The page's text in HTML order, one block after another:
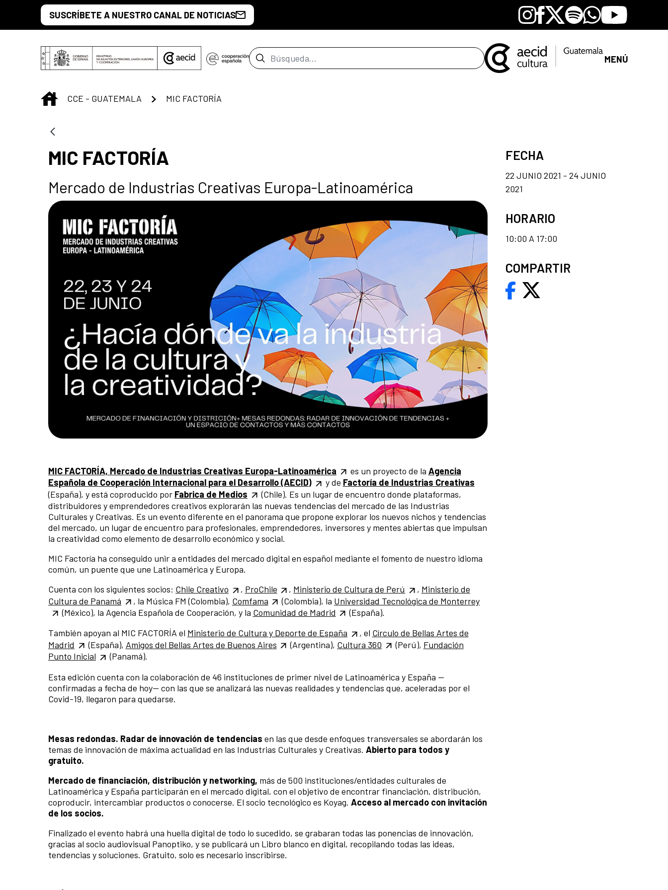
Saltar al contenido principal
SUSCRÍBETE A NUESTRO CANAL DE NOTICIAS Instagram
Facebook
X SpotifyWhatsapp
Youtube
Barra de búsqueda MENÚ
INICIO
CCE - GUATEMALA MIC FACTORÍA
MIC FACTORÍA
Mercado de Industrias Creativas Europa-Latinoamérica
MIC FACTORÍA, Mercado de Industrias Creativas Europa-Latinoamérica es un proyecto de la Agencia
Española de Cooperación Internacional para el Desarrollo(AECID) y de Factoría de Industrias Creativas
(España), y está coproducido por Fabrica de Medios
(Chile). Es un lugar de encuentro donde plataformas,
distribuidores y emprendedores creativos explorarán las nuevas tendencias del mercado de las Industrias
Culturales y Creativas. Es un evento diferente en el panorama que propone explorar los nuevos nichos y tendencias
del mercado, un lugar de encuentro para profesionales, emprendedores, inversores y mentes abiertas que impulsan
la creatividad como elemento de desarrollo económico y social.
MIC Factoría ha conseguido unir a entidades del mercado digital en español mediante el fomento de nuestro idioma
común, un puente que une Latinoamérica y Europa.
Cuenta con los siguientes socios: Chile Creativo , ProChile , Ministerio de Cultura de Perú , Ministerio de
Cultura de Panamá
, la Música FM (Colombia), Comfama (Colombia), la Universidad Tecnológica de Monterrey
(México), la Agencia Española de Cooperación, y la Comunidad de Madrid
(España).
También apoyan al MIC FACTORÍA el Ministerio de Cultura y Deporte de España , el Círculo de Bellas Artes de
Madrid
(España), Amigos del Bellas Artes de Buenos Aires (Argentina), Cultura 360 (Perú), Fundación
Punto Inicial
(Panamá).
Esta edición cuenta con la colaboración de 46 instituciones de primer nivel de Latinoamérica y España —
confirmadas a fecha de hoy— con las que se analizará las nuevas realidades y tendencias que, aceleradas por el
Covid-19, llegaron para quedarse.
Mesas redondas. Radar de innovación de tendencias en las que desde enfoques transversales se abordarán los
temas de innovación de máxima actualidad en las Industrias Culturales y Creativas. Abierto para todos y
gratuito.
Mercado de financiación, distribución y networking, más de 500 instituciones/entidades culturales de
Latinoamérica y España participarán en el mercado digital, con el objetivo de encontrar financiación, distribución,
coproducir, intercambiar productos o conocerse. El socio tecnológico es Koyag. Acceso al mercado con invitación
de los socios.
Finalizado el evento habrá una huella digital de todo lo sucedido, se grabaran todas las ponencias de innovación,
gracias al socio audiovisual Panoptiko, y se publicará un Libro blanco en digital, recopilando todas las ideas,
tendencias y soluciones. Gratuito, solo es necesario inscribirse.
FECHA
22 JUNIO 2021 - 24 JUNIO
2021
HORARIO
10:00 A 17:00
COMPARTIR